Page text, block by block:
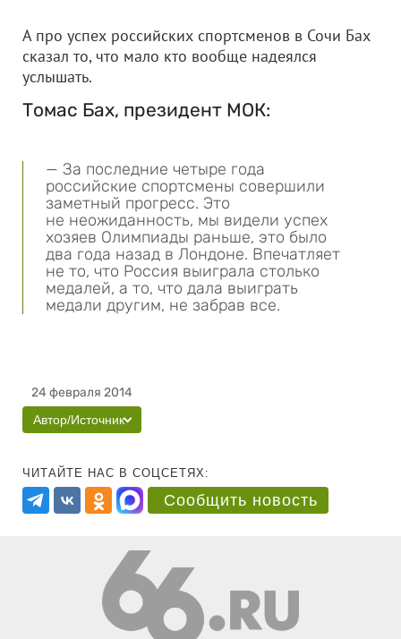
А про успех российских спортсменов в Сочи Бах
сказал то, что мало кто вообще надеялся
услышать.
Томас Бах, президент МОК:
— За последние четыре года
российские спортсмены совершили
заметный прогресс. Это
не неожиданность, мы видели успех
хозяев Олимпиады раньше, это было
два года назад в Лондоне. Впечатляет
не то, что Россия выиграла столько
медалей, а то, что дала выиграть
медали другим, не забрав все.
24 февраля 2014
Автор/Источник
ЧИТАЙТЕ НАС В СОЦСЕТЯХ:
Сообщить новость